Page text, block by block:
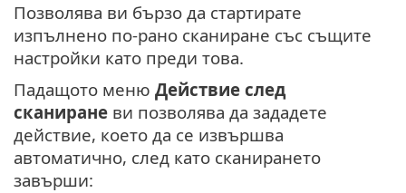
Позволява ви бързо да стартирате
изпълнено по-рано сканиране със същите
настройки като преди това.
Падащото меню Действие след
сканиране ви позволява да зададете
действие, което да се извършва
автоматично, след като сканирането
завърши: